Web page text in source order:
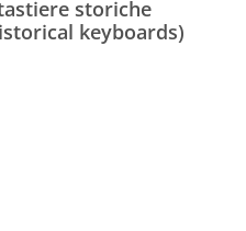
storiche
keyboards)